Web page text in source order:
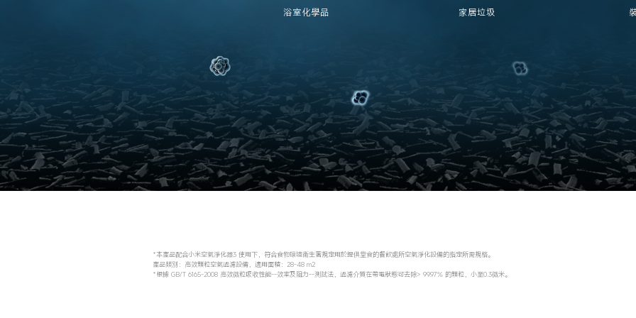
浴室化學品 家居垃圾
*本產品配合小米空氣淨化器3 使用下，符合食物環境衞生署規定用於提供堂食的餐飲處所空氣淨化設備的指定所需規格。
產品類別：高效顆粒空氣過濾設備，適用面積：28-48 m2
*根據 GB/T 6165-2008 高效微粒吸收性能--效率及阻力--測試法，過濾介質在帶電狀態可去除> 99.97% 的顆粒，小至0.3微米。